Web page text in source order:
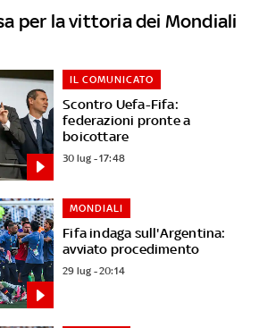
per la vittoria dei Mondiali
Scontro Uefa-Fifa:
federazioni pronte a
boicottare
IL COMUNICATO
30 lug - 17:48
Fifa indaga sull'Argentina:
avviato procedimento
MONDIALI
29 lug - 20:14